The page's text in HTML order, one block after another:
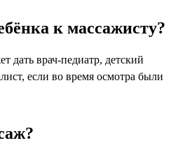
к массажисту?
дать врач-педиатр, детский
если во время осмотра были